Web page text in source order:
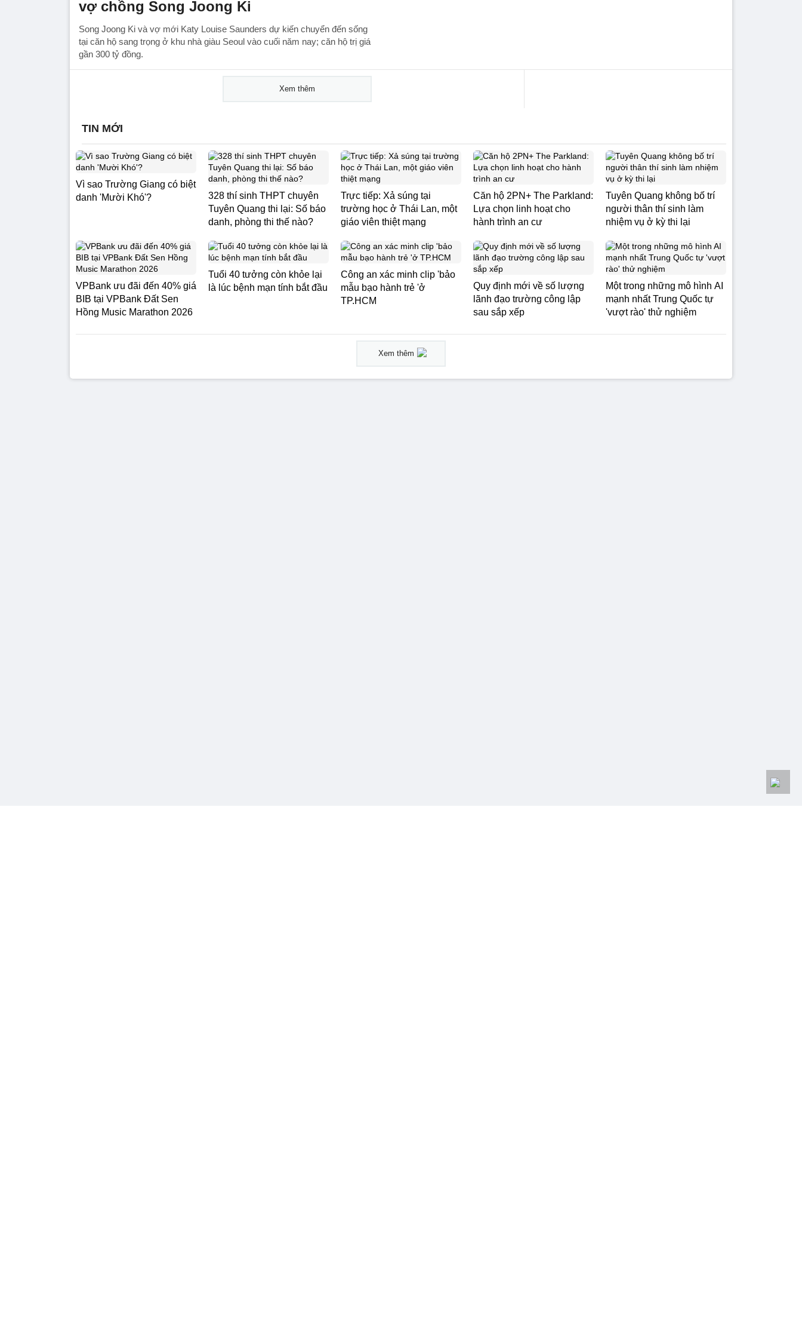
vợ chồng Song Joong Ki
Song Joong Ki và vợ mới Katy Louise Saunders dự kiến chuyển đến sống
tại căn hộ sang trọng ở khu nhà giàu Seoul vào cuối năm nay; căn hộ trị giá
gần 300 tỷ đồng.
Xem thêm
TIN MỚI
Vì sao Trường Giang có biệt
danh 'Mười Khó'?
328 thí sinh THPT chuyên
Tuyên Quang thi lại: Số báo
danh, phòng thi thế nào?
Trực tiếp: Xả súng tại
trường học ở Thái Lan, một
giáo viên thiệt mạng
Căn hộ 2PN+ The Parkland:
Lựa chọn linh hoạt cho
hành trình an cư
Tuyên Quang không bố trí
người thân thí sinh làm
nhiệm vụ ở kỳ thi lại
VPBank ưu đãi đến 40% giá
BIB tại VPBank Đất Sen
Hồng Music Marathon 2026
Tuổi 40 tưởng còn khỏe lại
là lúc bệnh mạn tính bắt đầu
Công an xác minh clip 'bảo
mẫu bạo hành trẻ 'ở
TP.HCM
Quy định mới về số lượng
lãnh đạo trường công lập
sau sắp xếp
Một trong những mô hình AI
mạnh nhất Trung Quốc tự
'vượt rào' thử nghiệm
Xem thêm